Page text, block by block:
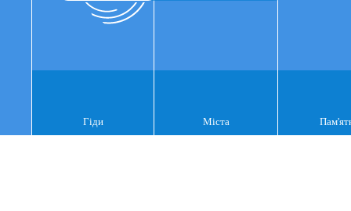
Гіди Міста